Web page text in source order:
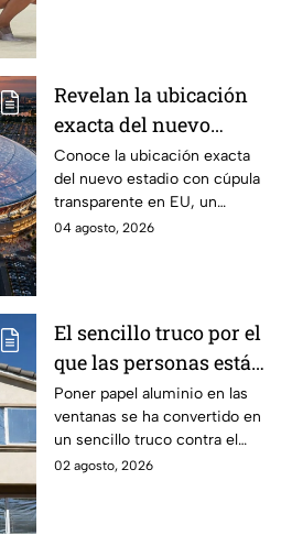
Revelan la ubicación
exacta del nuevo
estadio de cúpula
transparente que
generó polémica por
tener demasiados
Conoce la ubicación exacta
del nuevo estadio con cúpula
transparente en EU, un
proyecto que generó polémica
04 agosto, 2026
El sencillo truco por el
que las personas están
tapando sus ventanas
con papel aluminio y lo
que dicen los
científicos sobre su
Poner papel aluminio en las
ventanas se ha convertido en
un sencillo truco contra el
calor, pero ¿realmente
02 agosto, 2026